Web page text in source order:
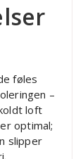
føles
–
loft
optimal;
slipper